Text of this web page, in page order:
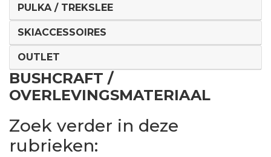
PULKA / TREKSLEE
SKIACCESSOIRES
OUTLET
BUSHCRAFT /
OVERLEVINGSMATERIAAL
Zoek verder in deze
rubrieken: